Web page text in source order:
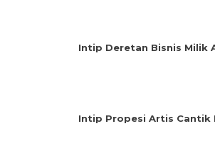
Intip Deretan Bisnis Milik
Intip Propesi Artis Cantik